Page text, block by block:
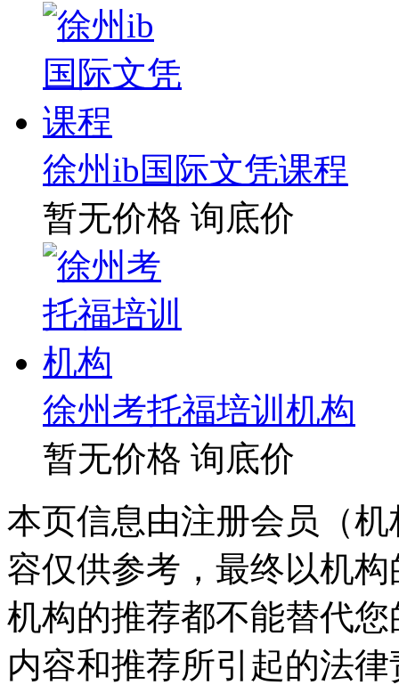
徐州ib国际文凭课程
暂无价格 询底价
徐州考托福培训机构
暂无价格 询底价
本页信息由注册会员（
容仅供参考，最终以机
机构的推荐都不能替代
内容和推荐所引起的法